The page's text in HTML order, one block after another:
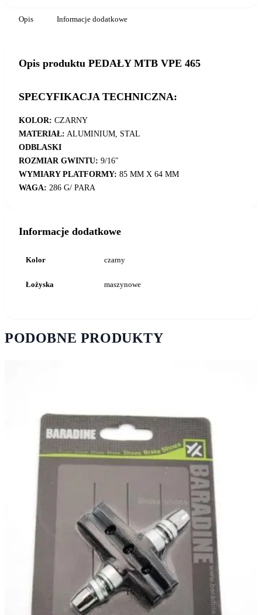
Opis Informacje dodatkowe
Opis produktu PEDAŁY MTB VPE 465
SPECYFIKACJA TECHNICZNA:
KOLOR: CZARNY
MATERIAŁ: ALUMINIUM, STAL
ODBLASKI
ROZMIAR GWINTU: 9/16″
WYMIARY PLATFORMY: 85 MM X 64 MM
WAGA: 286 G/ PARA
Informacje dodatkowe
Kolor czarny
Łożyska maszynowe
PODOBNE PRODUKTY